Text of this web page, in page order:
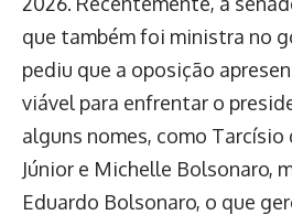
que também foi ministra no
pediu que a oposição
viável para enfrentar o
alguns nomes, como
Júnior e Michelle Bolsonaro,
Eduardo Bolsonaro, o que